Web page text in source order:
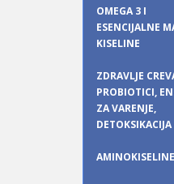
OMEGA 3 I
ESENCIJALNE
KISELINE
ZDRAVLJE
PROBIOTICI,
ZA VARENJE,
DETOKSIKACIJA
AMINOKISELINE